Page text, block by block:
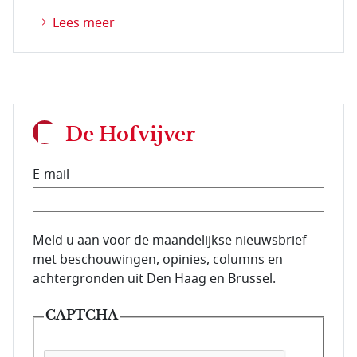
Lees meer
De Hofvijver
E-mail
E-mailadres van de abonnee.
Meld u aan voor de maandelijkse nieuwsbrief
met beschouwingen, opinies, columns en
achtergronden uit Den Haag en Brussel.
CAPTCHA